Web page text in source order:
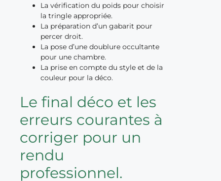
La vérification du poids pour choisir
la tringle appropriée.
La préparation d’un gabarit pour
percer droit.
La pose d’une doublure occultante
pour une chambre.
La prise en compte du style et de la
couleur pour la déco.
Le final déco et les
erreurs courantes à
corriger pour un
rendu
professionnel.